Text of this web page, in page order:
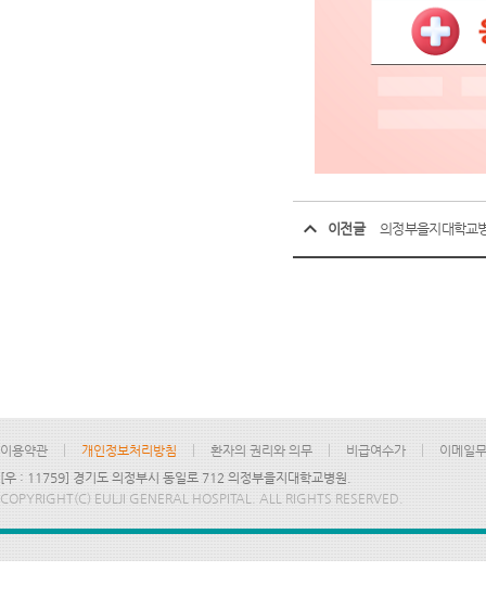
이전글 의정부을지대학교
이용약관 개인정보처리방침 환자의 권리와 의무 비급여수가
이메일
[우 : 11759] 경기도 의정부시 동일로 712 의정부을지대학교병원.
COPYRIGHT(C) EULJI GENERAL HOSPITAL. ALL RIGHTS RESERVED.